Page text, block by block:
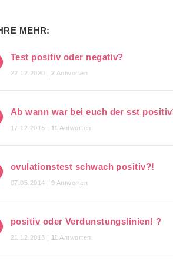
MEHR:
Test positiv oder negativ?
22.12.2020 | 2 Antworten
Ab wann war bei euch der sst
17.12.2015 | 11 Antworten
ovulationstest schwach positiv?!
07.05.2014 | 9 Antworten
positiv oder Verdunstungslinien! ?
21.12.2013 | 11 Antworten